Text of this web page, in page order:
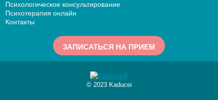
Психологическое консультирование
Психотерапия онлайн
Контакты
ЗАПИСАТЬСЯ НА ПРИЕМ
© 2023 Kaducei